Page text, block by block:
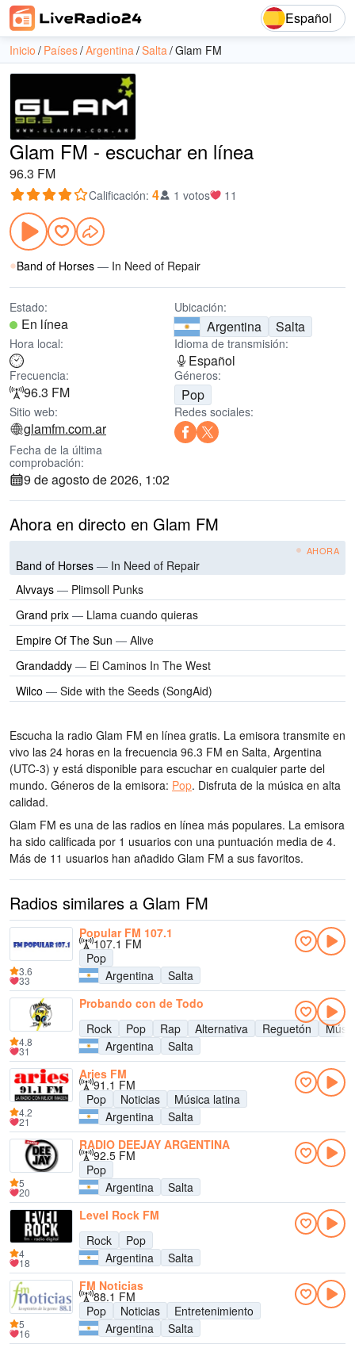
Español
Inicio Países Argentina Salta Glam FM
Glam FM - escuchar en línea
96.3 FM
Calificación: 4 1 votos 11
Band of Horses — In Need of Repair
Estado:
En línea
Ubicación:
Argentina Salta
Hora local: Idioma de transmisión:
Español
Frecuencia:
96.3 FM
Géneros:
Pop
Sitio web:
glamfm.com.ar
Redes sociales:
Fecha de la última
comprobación:
9 de agosto de 2026, 1:02
Ahora en directo en Glam FM
AHORA
Band of Horses — In Need of Repair
Alvvays — Plimsoll Punks
Grand prix — Llama cuando quieras
Empire Of The Sun — Alive
Grandaddy — El Caminos In The West
Wilco — Side with the Seeds (SongAid)
Escucha la radio Glam FM en línea gratis. La emisora transmite en
vivo las 24 horas en la frecuencia 96.3 FM en Salta, Argentina
(UTC-3) y está disponible para escuchar en cualquier parte del
mundo. Géneros de la emisora: Pop. Disfruta de la música en alta
calidad.
Glam FM es una de las radios en línea más populares. La emisora
ha sido calificada por 1 usuarios con una puntuación media de 4.
Más de 11 usuarios han añadido Glam FM a sus favoritos.
Radios similares a Glam FM
Popular FM 107.1
107.1 FM
Pop
Argentina
Salta
3.6
33
Probando con de Todo
Rock
Pop Rap Alternativa Reguetón
Argentina
Salta
4.8
31
Aries FM
91.1 FM
Pop
Noticias
Música latina
Argentina
Salta
4.2
21
RADIO DEEJAY ARGENTINA
92.5 FM
Pop
Argentina
Salta
5
20
Level Rock FM
Rock
Pop
Argentina
Salta
4
18
FM Noticias
88.1 FM
Pop
Noticias
Entretenimiento
Argentina
Salta
5
16